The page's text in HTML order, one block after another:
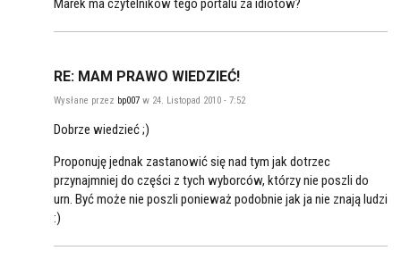
Marek ma czytelników tego portalu za idiotów?
RE: MAM PRAWO WIEDZIEĆ!
Wysłane przez bp007 w 24. Listopad 2010 - 7:52
Dobrze wiedzieć ;)
Proponuję jednak zastanowić się nad tym jak dotrzec
przynajmniej do części z tych wyborców, którzy nie poszli do
urn. Być może nie poszli ponieważ podobnie jak ja nie znają ludzi
:)